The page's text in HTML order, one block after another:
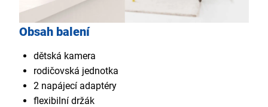
Obsah balení
dětská kamera
rodičovská jednotka
2 napájecí adaptéry
flexibilní držák